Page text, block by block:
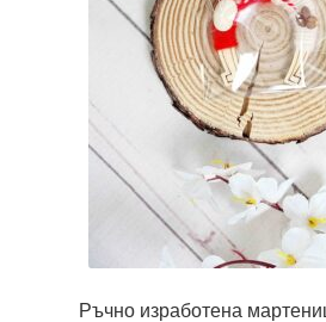
Ръчно изработена